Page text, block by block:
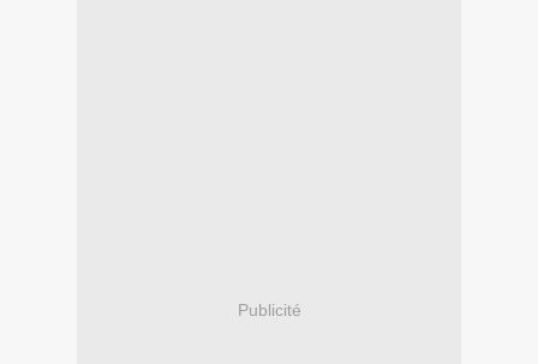
Publicité